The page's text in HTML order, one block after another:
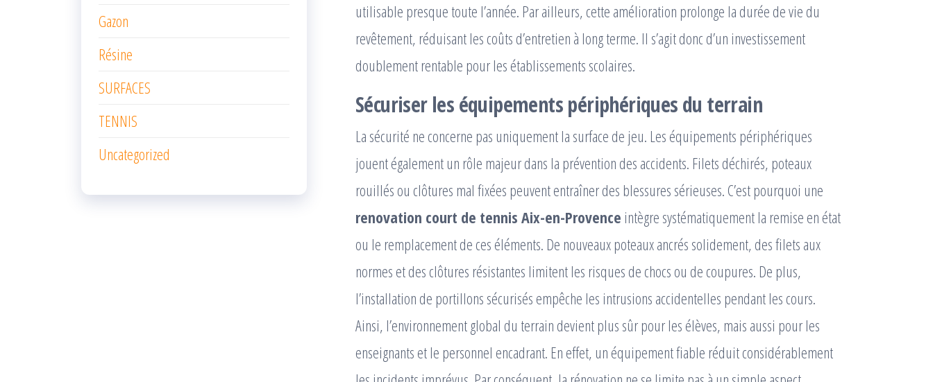
utilisable presque toute l’année. Par ailleurs, cette amélioration prolonge la durée de vie du
revêtement, réduisant les coûts d’entretien à long terme. Il s’agit donc d’un investissement
doublement rentable pour les établissements scolaires.
Sécuriser les équipements périphériques du terrain
La sécurité ne concerne pas uniquement la surface de jeu. Les équipements périphériques
jouent également un rôle majeur dans la prévention des accidents. Filets déchirés, poteaux
rouillés ou clôtures mal fixées peuvent entraîner des blessures sérieuses. C’est pourquoi une
renovation court de tennis Aix-en-Provence intègre systématiquement la remise en état
ou le remplacement de ces éléments. De nouveaux poteaux ancrés solidement, des filets aux
normes et des clôtures résistantes limitent les risques de chocs ou de coupures. De plus,
l’installation de portillons sécurisés empêche les intrusions accidentelles pendant les cours.
Ainsi, l’environnement global du terrain devient plus sûr pour les élèves, mais aussi pour les
enseignants et le personnel encadrant. En effet, un équipement fiable réduit considérablement
Gazon
Résine
SURFACES
TENNIS
Uncategorized